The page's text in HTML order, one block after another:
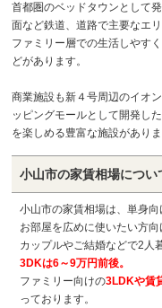
首都圏のベッドタウンとして
面など鉄道、道路で主要なエ
ファミリー層での生活しやす
どがあります。
商業施設も新４号周辺のイオ
ッピングモールとして開発し
を楽しめる豊富な施設がありま
小山市の家賃相場につい
小山市の家賃相場は、単身向
お部屋を広めに使いたい方向
カップルやご結婚などで2人
3DKは6～9万円前後。
ファミリー向けの3LDKや賃
っております。